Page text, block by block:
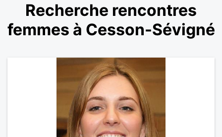
Recherche rencontres
femmes à Cesson-Sévigné